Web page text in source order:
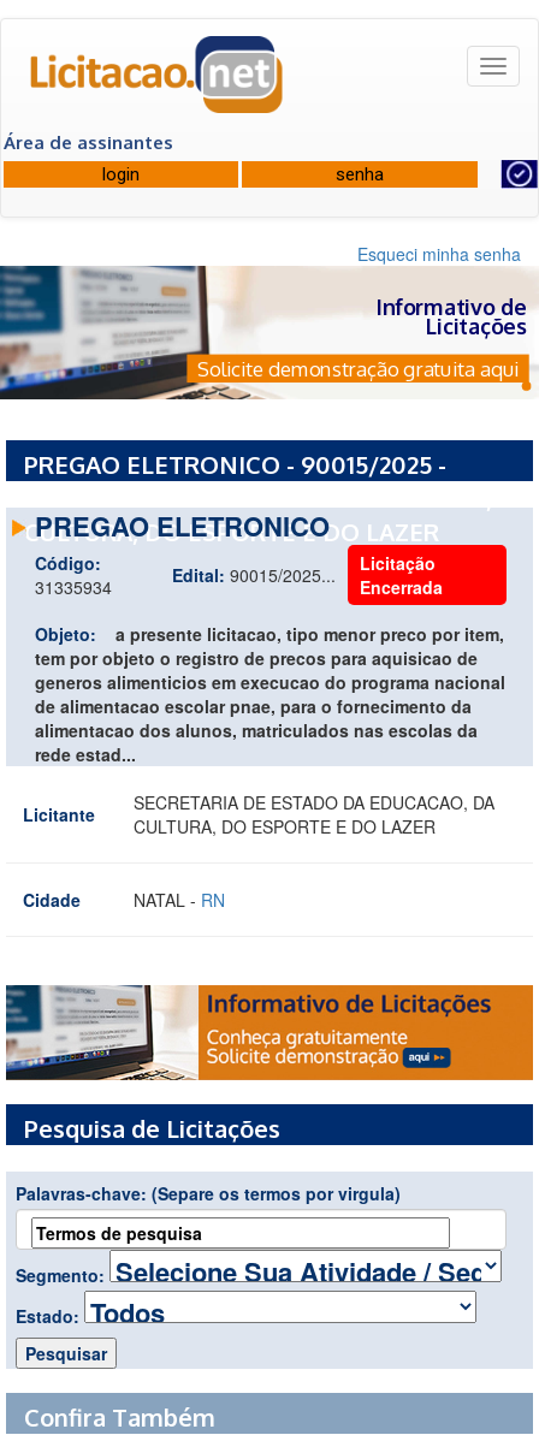
Área de assinantes
Esqueci minha senha
Informativo de
Licitações
Solicite demonstração gratuita aqui
PREGAO ELETRONICO - 90015/2025 -
CULTURA, DO ESPORTE E DO LAZER
PREGAO ELETRONICO
Código:
31335934
Edital: 90015/2025...
Licitação
Encerrada
Objeto:
a presente licitacao, tipo menor preco por item,
tem por objeto o registro de precos para aquisicao de
generos alimenticios em execucao do programa nacional
de alimentacao escolar pnae, para o fornecimento da
alimentacao dos alunos, matriculados nas escolas da
rede estad...
Licitante
SECRETARIA DE ESTADO DA EDUCACAO, DA
CULTURA, DO ESPORTE E DO LAZER
Cidade NATAL - RN
Pesquisa de Licitações
Palavras-chave: (Separe os termos por virgula)
Segmento:
Estado:
Confira Também